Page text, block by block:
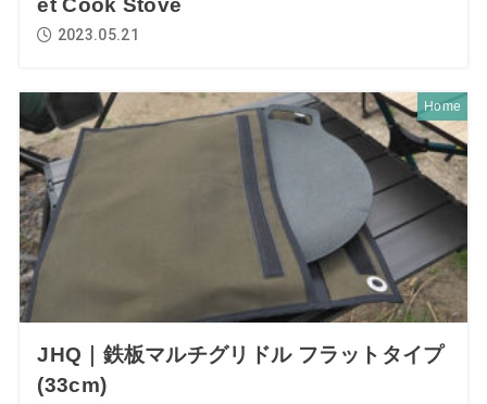
et Cook Stove
2023.05.21
Home
JHQ｜鉄板マルチグリドル フラットタイプ
(33cm)